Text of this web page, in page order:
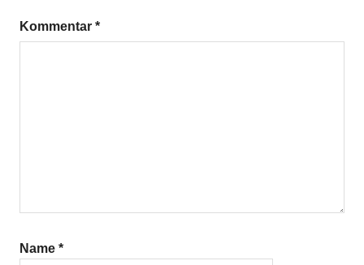
Kommentar *
Name *